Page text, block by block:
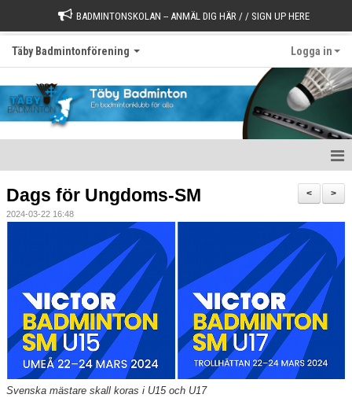
BADMINTONSKOLAN -- ANMÄL DIG HÄR / / SIGN UP HERE
Täby Badmintonförening Logga in
Börja spela
Styrelse
Kontakt
Information Tibble NIU
>
<
Dags för Ungdoms-SM
2024-03-22 16:48
Svenska mästare skall koras i U15 och U17